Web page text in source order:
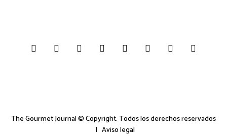
The Gourmet Journal © Copyright. Todos los derechos reservados
| Aviso legal